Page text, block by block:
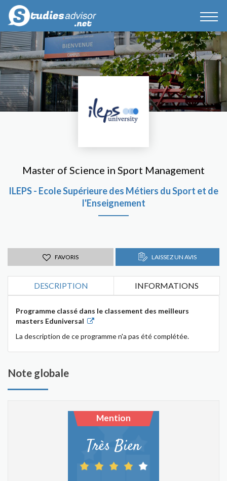
Master of Science in Sport Management
ILEPS - Ecole Supérieure des Métiers du Sport et de
l'Enseignement
FAVORIS LAISSEZ UN AVIS
DESCRIPTION INFORMATIONS
Programme classé dans le classement des meilleurs
masters Eduniversal
La description de ce programme n'a pas été complétée.
Note globale
Mention
Très Bien